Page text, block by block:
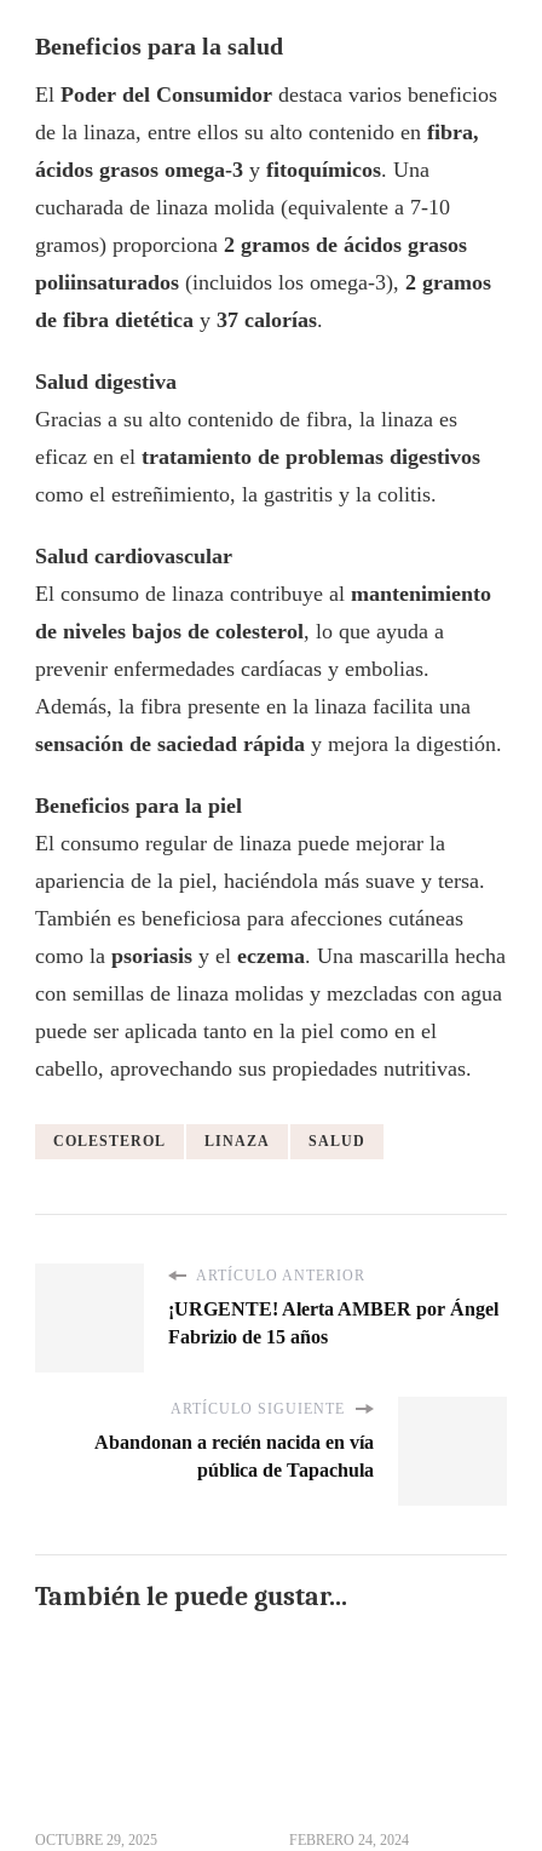
Beneficios para la salud
El Poder del Consumidor destaca varios beneficios
de la linaza, entre ellos su alto contenido en fibra,
ácidos grasos omega-3 y fitoquímicos. Una
cucharada de linaza molida (equivalente a 7-10
gramos) proporciona 2 gramos de ácidos grasos
poliinsaturados (incluidos los omega-3), 2 gramos
de fibra dietética y 37 calorías.
Salud digestiva
Gracias a su alto contenido de fibra, la linaza es
eficaz en el tratamiento de problemas digestivos
como el estreñimiento, la gastritis y la colitis.
Salud cardiovascular
El consumo de linaza contribuye al mantenimiento
de niveles bajos de colesterol, lo que ayuda a
prevenir enfermedades cardíacas y embolias.
Además, la fibra presente en la linaza facilita una
sensación de saciedad rápida y mejora la digestión.
Beneficios para la piel
El consumo regular de linaza puede mejorar la
apariencia de la piel, haciéndola más suave y tersa.
También es beneficiosa para afecciones cutáneas
como la psoriasis y el eczema. Una mascarilla hecha
con semillas de linaza molidas y mezcladas con agua
puede ser aplicada tanto en la piel como en el
cabello, aprovechando sus propiedades nutritivas.
COLESTEROL LINAZA SALUD
ARTÍCULO ANTERIOR
¡URGENTE! Alerta AMBER por Ángel
Fabrizio de 15 años
ARTÍCULO SIGUIENTE
Abandonan a recién nacida en vía
pública de Tapachula
También le puede gustar...
OCTUBRE 29, 2025 FEBRERO 24, 2024